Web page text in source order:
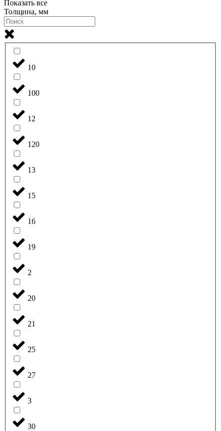
Показать все
Толщина, мм
10
100
12
120
13
15
16
19
2
20
21
25
27
3
30